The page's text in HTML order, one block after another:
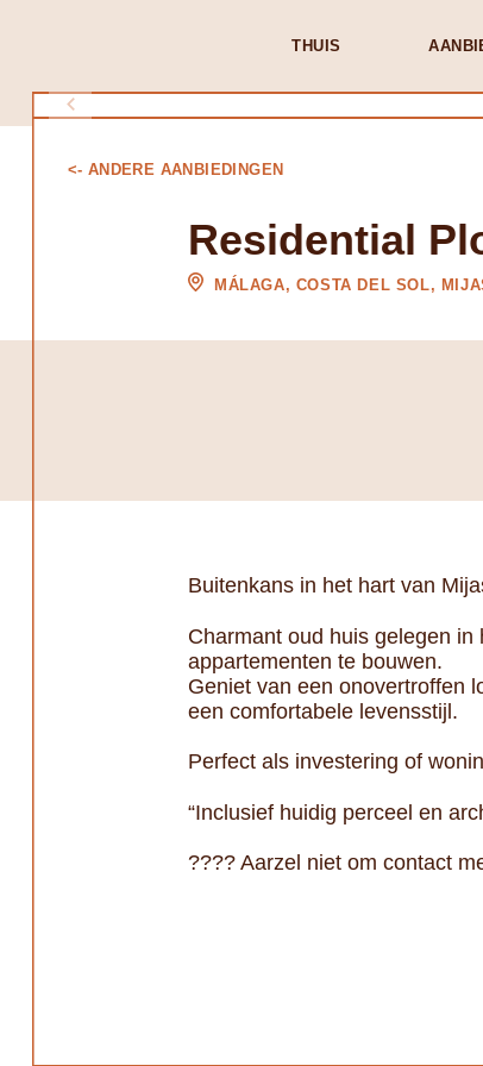
THUIS
<- ANDERE AANBIEDINGEN
Residential
MÁLAGA, COSTA DEL SOL,
Buitenkans in het hart van
Charmant oud huis gelegen
appartementen te bouwen.
Geniet van een onovertroffen
een comfortabele levensstijl.
Perfect als investering of
“Inclusief huidig perceel en
???? Aarzel niet om contact